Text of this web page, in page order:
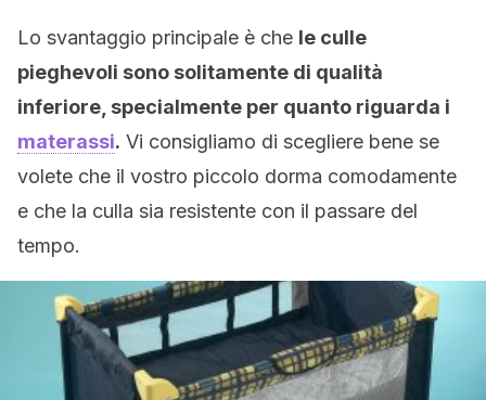
Lo svantaggio principale è che le culle
pieghevoli sono solitamente di qualità
inferiore, specialmente per quanto riguarda i
materassi. Vi consigliamo di scegliere bene se
volete che il vostro piccolo dorma comodamente
e che la culla sia resistente con il passare del
tempo.